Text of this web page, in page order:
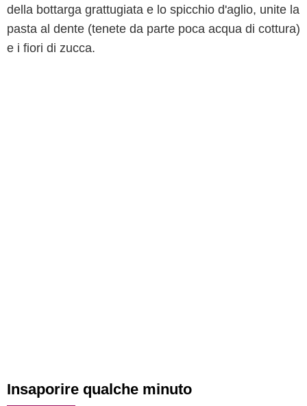
della bottarga grattugiata e lo spicchio d'aglio, unite la
pasta al dente (tenete da parte poca acqua di cottura)
e i fiori di zucca.
Insaporire qualche minuto